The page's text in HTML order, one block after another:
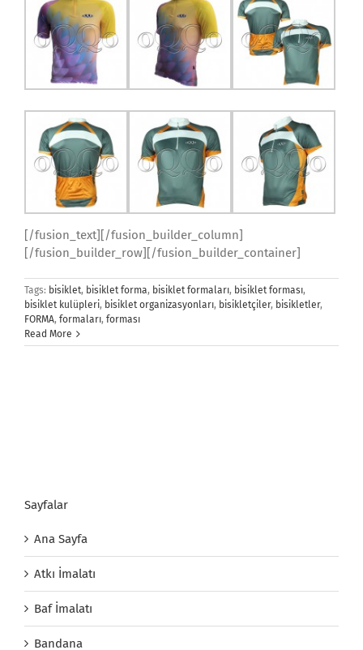
[/fusion_text][/fusion_builder_column]
[/fusion_builder_row][/fusion_builder_container]
Tags: bisiklet, bisiklet forma, bisiklet formaları, bisiklet forması,
bisiklet kulüpleri, bisiklet organizasyonları, bisikletçiler, bisikletler,
FORMA, formaları, forması
Read More
Sayfalar
Ana Sayfa
Atkı İmalatı
Baf İmalatı
Bandana